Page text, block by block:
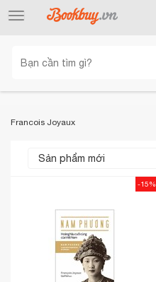
Toggle
Francois Joyaux
-15%